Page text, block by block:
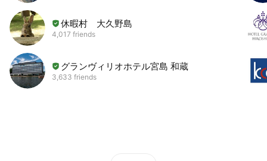
休暇村 大久野島
4,017 friends
グランヴィリオホテル宮島 和蔵
3,633 friends